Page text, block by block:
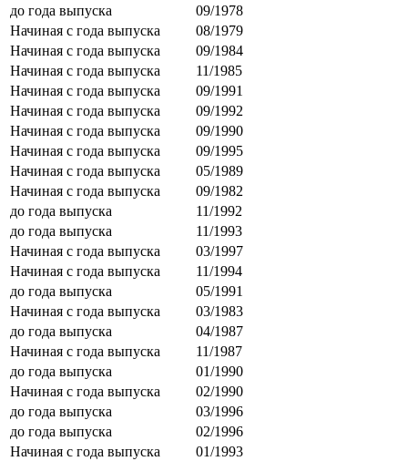
до года выпуска
09/1978
Начиная с года выпуска
08/1979
Начиная с года выпуска
09/1984
Начиная с года выпуска
11/1985
Начиная с года выпуска
09/1991
Начиная с года выпуска
09/1992
Начиная с года выпуска
09/1990
Начиная с года выпуска
09/1995
Начиная с года выпуска
05/1989
Начиная с года выпуска
09/1982
до года выпуска
11/1992
до года выпуска
11/1993
Начиная с года выпуска
03/1997
Начиная с года выпуска
11/1994
до года выпуска
05/1991
Начиная с года выпуска
03/1983
до года выпуска
04/1987
Начиная с года выпуска
11/1987
до года выпуска
01/1990
Начиная с года выпуска
02/1990
до года выпуска
03/1996
до года выпуска
02/1996
Начиная с года выпуска
01/1993